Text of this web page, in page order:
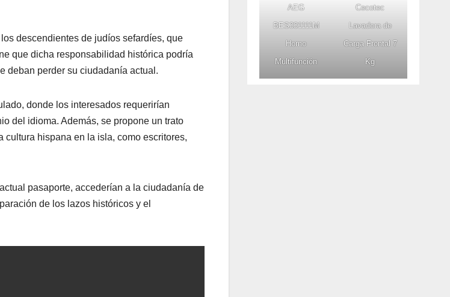
descendientes de judíos sefardíes, que
que dicha responsabilidad histórica podría
deban perder su ciudadanía actual.
donde los interesados requerirían
del idioma. Además, se propone un trato
hispana en la isla, como escritores,
pasaporte, accederían a la ciudadanía de
de los lazos históricos y el
AEG
BES331111M
Horno
Multifunción
Cecotec
Lavadora de
Carga Frontal 7
Kg